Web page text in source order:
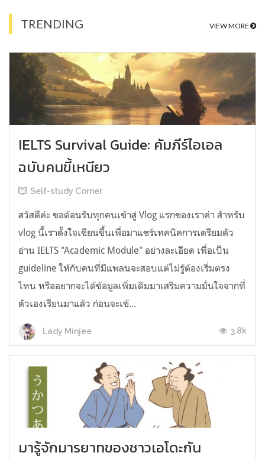
TRENDING VIEW MORE
IELTS Survival Guide: คัมภีร์ไอเอล
ฉบับคนขี้เหนียว
Self-study Corner
สวัสดีค่ะ ขอต้อนรับทุกคนเข้าสู่ Vlog แรกของเราค่า สำหรับ
vlog นี้เราตั้งใจเขียนขึ้นเพื่อมาแชร์เทคนิคการเตรียมตัว
อ่าน IELTS "Academic Module" อย่างละเอียด เพื่อเป็น
guideline ให้กับคนที่มีแพลนจะสอบแต่ไม่รู้ต้องเริ่มตรง
ไหน หรืออยากจะได้ข้อมูลเพิ่มเติมมาเสริมความมั่นใจจากที่
ตัวเองเรียนมาแล้ว ก่อนจะเข้...
Lady Minjee 3.8k
มารู้จักมารยาทของชาวเอโดะกัน